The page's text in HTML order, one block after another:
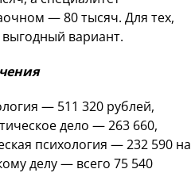
— 80 тысяч. Для тех,
выгодный вариант.
— 511 320 рублей,
дело — 263 660,
психология — 232 590 на
делу — всего 75 540